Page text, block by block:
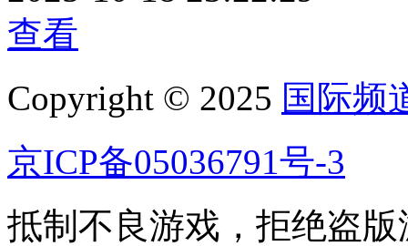
查看
Copyright © 2025 国际频
京ICP备05036791号-3
抵制不良游戏，拒绝盗